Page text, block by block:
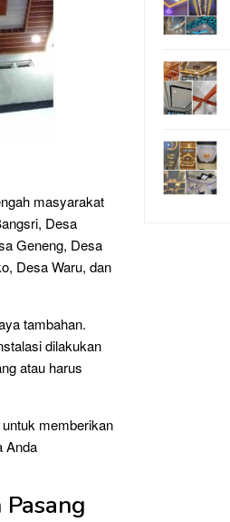
masyarakat
Desa
Geneng, Desa
Desa Waru, dan
tambahan.
dilakukan
atau harus
memberikan
Anda